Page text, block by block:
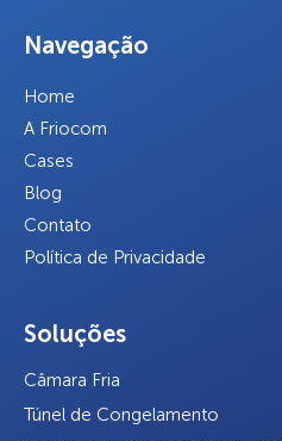
Navegação
Home
A Friocom
Cases
Blog
Contato
Política de Privacidade
Soluções
Câmara Fria
Túnel de Congelamento